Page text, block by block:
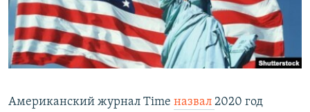
Американский журнал Time назвал 2020 год